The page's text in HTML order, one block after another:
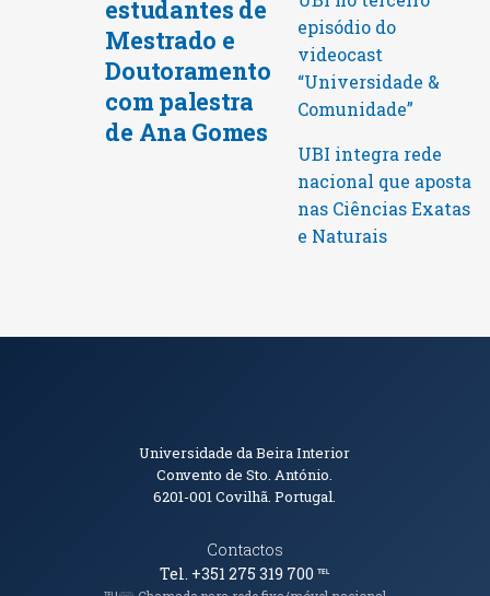
estudantes de
Mestrado e
Doutoramento
com palestra
de Ana Gomes
episódio do
videocast
“Universidade &
Comunidade”
UBI integra rede
nacional que aposta
nas Ciências Exatas
e Naturais
Informações de Contacto
Universidade da Beira Interior
Convento de Sto. António.
6201-001Covilhã. Portugal.
Contactos
Tel. +351 275 319 700℡